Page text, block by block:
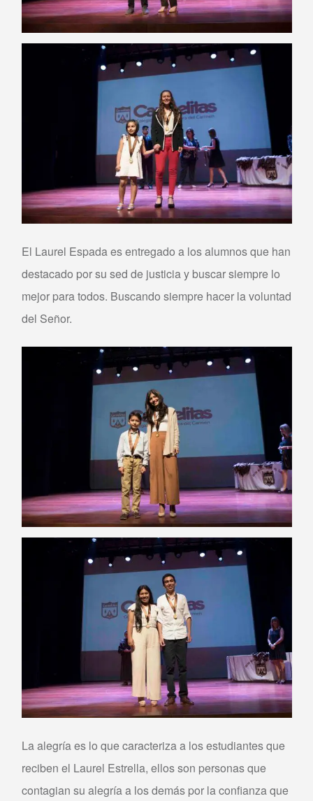
El Laurel Espada es entregado a los alumnos que han
destacado por su sed de justicia y buscar siempre lo
mejor para todos. Buscando siempre hacer la voluntad
del Señor.
La alegría es lo que caracteriza a los estudiantes que
reciben el Laurel Estrella, ellos son personas que
contagian su alegría a los demás por la confianza que